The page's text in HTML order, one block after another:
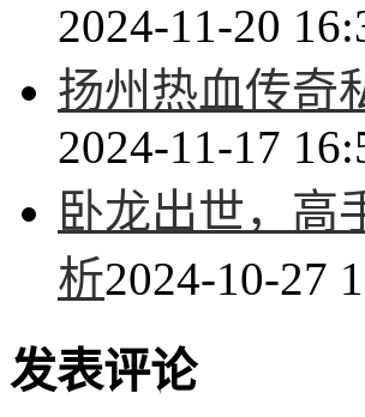
2024-11-20
扬州热血传奇
2024-11-17
卧龙出世，高
析2024-10-27
发表评论